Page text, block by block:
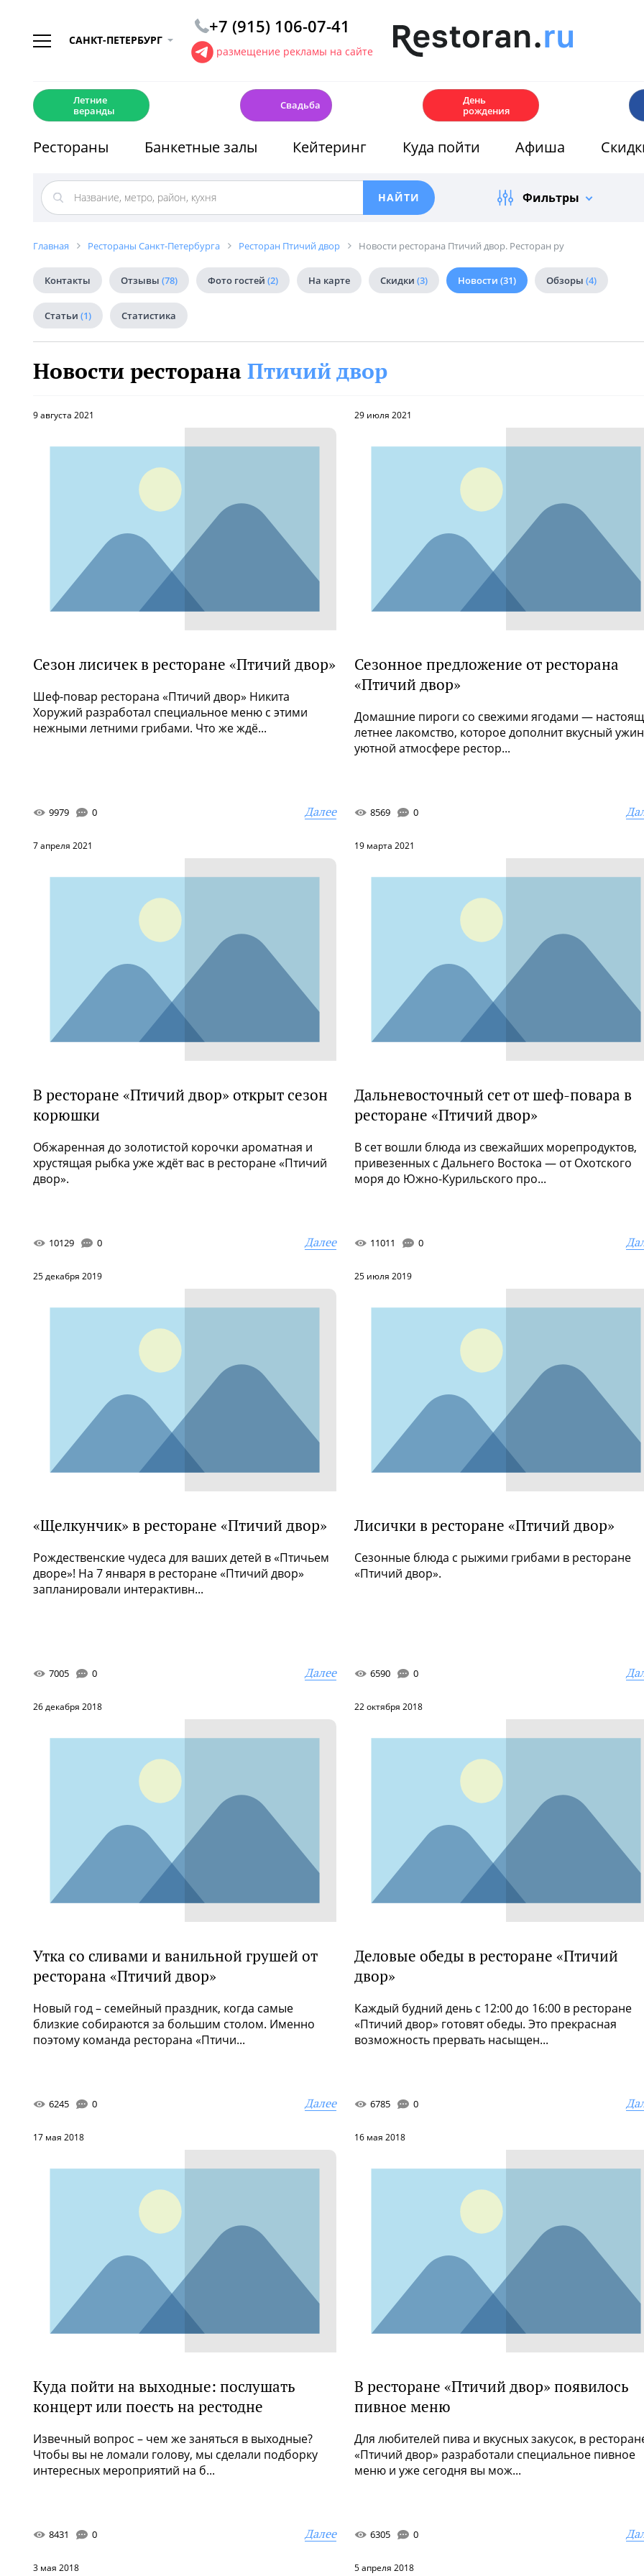
САНКТ-ПЕТЕРБУРГ
+7 (915) 106-07-41
размещение рекламы на сайте
Летние
веранды
Свадьба
День
рождения
Рестораны Банкетные залы Кейтеринг Куда пойти Афиша
Фильтры
Главная Рестораны Санкт-Петербурга Ресторан Птичий двор Новости ресторана Птичий двор. Ресторан ру
Контакты Отзывы (78) Фото гостей (2) На карте Скидки (3) Новости (31) Обзоры (4)
Статьи (1) Статистика
Новости ресторана Птичий двор
9 августа 2021
Сезон лисичек в ресторане «Птичий двор»
Шеф-повар ресторана «Птичий двор» Никита
Хоружий разработал специальное меню с этими
нежными летними грибами. Что же ждё...
9979 0 Далее
29 июля 2021
Сезонное предложение от ресторана
«Птичий двор»
Домашние пироги со свежими ягодами —
летнее лакомство, которое дополнит вкусный
уютной атмосфере рестор...
8569 0
7 апреля 2021
В ресторане «Птичий двор» открыт сезон
корюшки
Обжаренная до золотистой корочки ароматная и
хрустящая рыбка уже ждёт вас в ресторане «Птичий
двор».
10129 0 Далее
19 марта 2021
Дальневосточный сет от шеф-повара в
ресторане «Птичий двор»
В сет вошли блюда из свежайших морепродуктов,
привезенных с Дальнего Востока — от Охотского
моря до Южно-Курильского про...
11011 0
25 декабря 2019
«Щелкунчик» в ресторане «Птичий двор»
Рождественские чудеса для ваших детей в «Птичьем
дворе»! На 7 января в ресторане «Птичий двор»
запланировали интерактивн...
7005 0 Далее
25 июля 2019
Лисички в ресторане «Птичий двор»
Сезонные блюда с рыжими грибами в ресторане
«Птичий двор».
6590 0
26 декабря 2018
Утка со сливами и ванильной грушей от
ресторана «Птичий двор»
Новый год – семейный праздник, когда самые
близкие собираются за большим столом. Именно
поэтому команда ресторана «Птичи...
6245 0 Далее
22 октября 2018
Деловые обеды в ресторане «Птичий
двор»
Каждый будний день с 12:00 до 16:00 в ресторане
«Птичий двор» готовят обеды. Это прекрасная
возможность прервать насыщен...
6785 0
17 мая 2018
Куда пойти на выходные: послушать
концерт или поесть на рестодне
Извечный вопрос – чем же заняться в выходные?
Чтобы вы не ломали голову, мы сделали подборку
интересных мероприятий на б...
8431 0 Далее
16 мая 2018
В ресторане «Птичий двор» появилось
пивное меню
Для любителей пива и вкусных закусок, в
«Птичий двор» разработали специальное пивное
меню и уже сегодня вы мож...
6305 0
3 мая 2018 5 апреля 2018